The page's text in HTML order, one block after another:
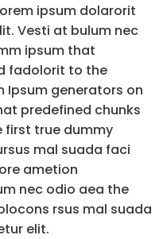
ipsum dolarorit
Vesti at bulum nec
ipsum that
fadolorit to the
Ipsum generators on
predefined chunks
first true dummy
mal suada faci
ametion
nec odio aea the
rsus mal suada
elit.